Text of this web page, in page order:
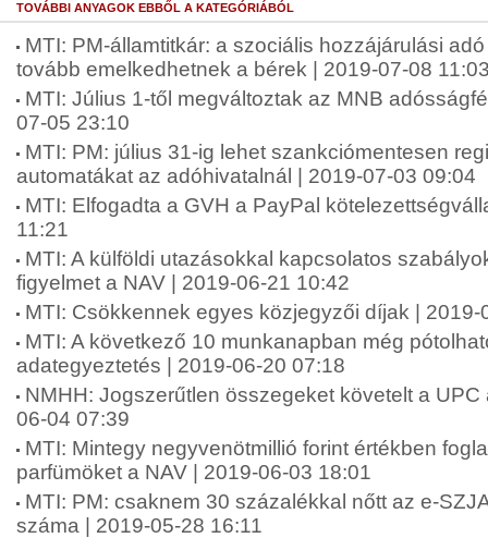
TOVÁBBI ANYAGOK EBBŐL A KATEGÓRIÁBÓL
MTI: PM-államtitkár: a szociális hozzájárulási
tovább emelkedhetnek a bérek | 2019-07-08
MTI: Július 1-től megváltoztak az MNB
07-05 23:10
MTI: PM: július 31-ig lehet szankciómentesen
automatákat az adóhivatalnál | 2019-07-03 09:04
MTI: Elfogadta a GVH a PayPal
11:21
MTI: A külföldi utazásokkal kapcsolatos
figyelmet a NAV | 2019-06-21 10:42
MTI: Csökkennek egyes közjegyzői díjak | 2019-
MTI: A következő 10 munkanapban még
adategyeztetés | 2019-06-20 07:18
NMHH: Jogszerűtlen összegeket követelt a UPC
06-04 07:39
MTI: Mintegy negyvenötmillió forint értékben
parfümöket a NAV | 2019-06-03 18:01
MTI: PM: csaknem 30 százalékkal nőtt az e-
száma | 2019-05-28 16:11